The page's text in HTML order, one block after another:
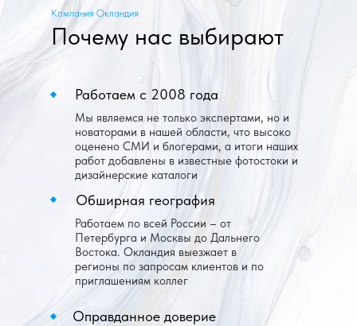
Почему нас выбирают
Компания Окландия
Работаем с 2008 года
Мы являемся не только экспертами, но и
новаторами в нашей области, что высоко
оценено СМИ и блогерами, а итоги наших
работ добавлены в известные фотостоки и
дизайнерские каталоги
Обширная география
Работаем по всей России – от
Петербурга и Москвы до Дальнего
Востока. Окландия выезжает в
регионы по запросам клиентов и по
приглашениям коллег
Оправданное доверие